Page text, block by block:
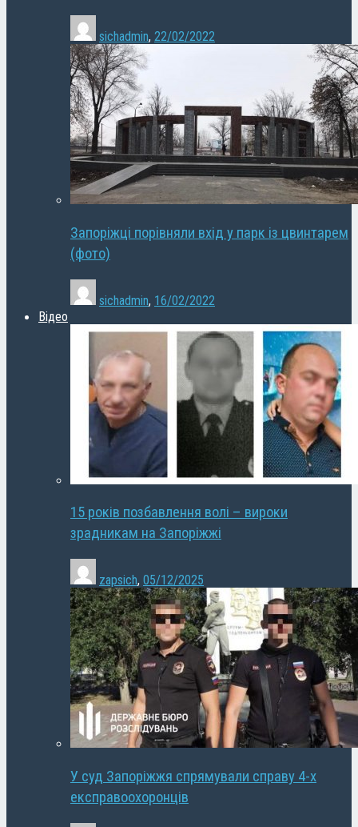
sichadmin, 22/02/2022
Запоріжці порівняли вхід у парк із цвинтарем
(фото)
sichadmin, 16/02/2022
Відео
15 років позбавлення волі – вироки
зрадникам на Запоріжжі
zapsich, 05/12/2025
У суд Запоріжжя спрямували справу 4-х
експравоохоронців